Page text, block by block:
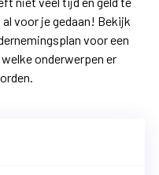
voor je gedaan! Bekijk
voor een
onderwerpen er